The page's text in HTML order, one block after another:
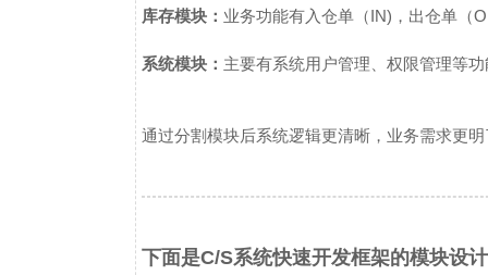
库存模块： 业务功能有入仓单（IN)，出仓单（
系统模块： 主要有系统用户管理、权限管理等
通过分割模块后系统逻辑更清晰，业务需求更
下面是C/S系统快速开发框架的模块设